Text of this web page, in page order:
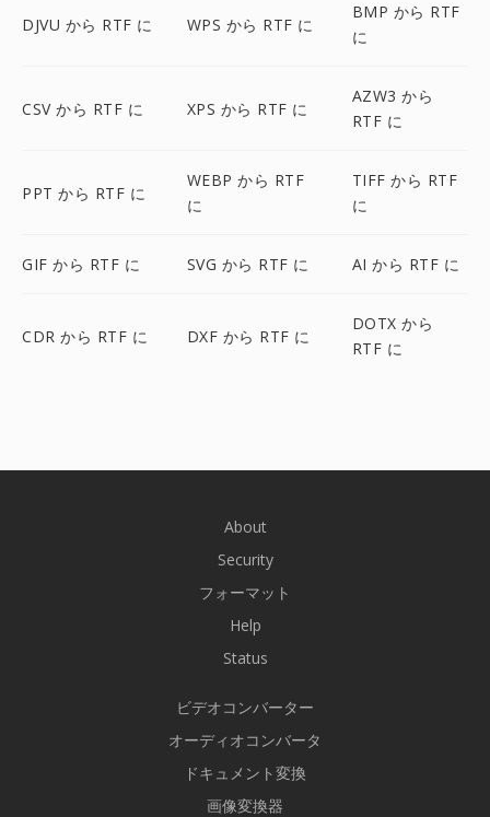
DJVU から RTF に WPS から RTF に
BMP から RTF
に
CSV から RTF に XPS から RTF に
AZW3 から
RTF に
PPT から RTF に
WEBP から RTF
に
TIFF から RTF
に
GIF から RTF に SVG から RTF に AI から RTF に
CDR から RTF に DXF から RTF に
DOTX から
RTF に
About
Security
フォーマット
Help
Status
ビデオコンバーター
オーディオコンバータ
ドキュメント変換
画像変換器